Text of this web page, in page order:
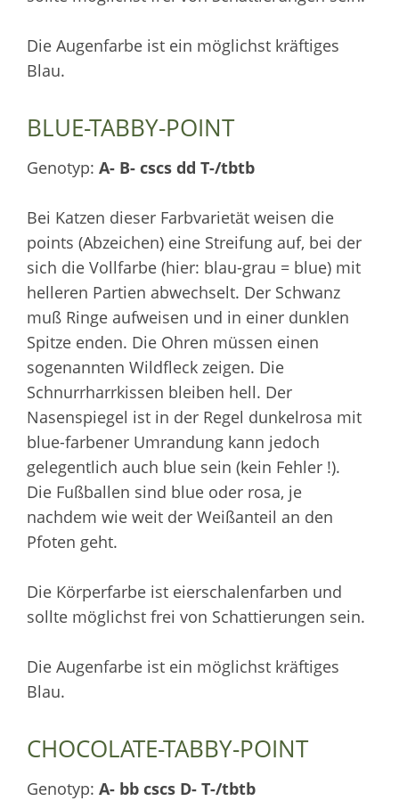
Die Augenfarbe ist ein möglichst kräftiges
Blau.
BLUE-TABBY-POINT
Genotyp: A- B- cscs dd T-/tbtb
Bei Katzen dieser Farbvarietät weisen die
points (Abzeichen) eine Streifung auf, bei der
sich die Vollfarbe (hier: blau-grau = blue) mit
helleren Partien abwechselt. Der Schwanz
muß Ringe aufweisen und in einer dunklen
Spitze enden. Die Ohren müssen einen
sogenannten Wildfleck zeigen. Die
Schnurrharrkissen bleiben hell. Der
Nasenspiegel ist in der Regel dunkelrosa mit
blue-farbener Umrandung kann jedoch
gelegentlich auch blue sein (kein Fehler !).
Die Fußballen sind blue oder rosa, je
nachdem wie weit der Weißanteil an den
Pfoten geht.
Die Körperfarbe ist eierschalenfarben und
sollte möglichst frei von Schattierungen sein.
Die Augenfarbe ist ein möglichst kräftiges
Blau.
CHOCOLATE-TABBY-POINT
Genotyp: A- bb cscs D- T-/tbtb